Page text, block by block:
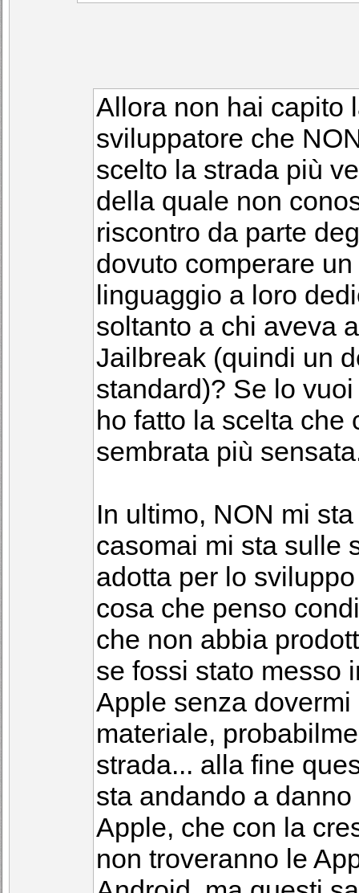
Allora non hai capito
sviluppatore che
scelto la strada più
della quale non
riscontro da parte
dovuto comperare
linguaggio a loro
soltanto a chi aveva
Jailbreak (quindi un
standard)? Se lo
ho fatto la scelta che
sembrata più
In ultimo, NON mi
casomai mi sta sulle
adotta per lo
cosa che penso
che non abbia
se fossi stato messo
Apple senza
materiale,
strada... alla fine
sta andando a
Apple, che con la
non troveranno le